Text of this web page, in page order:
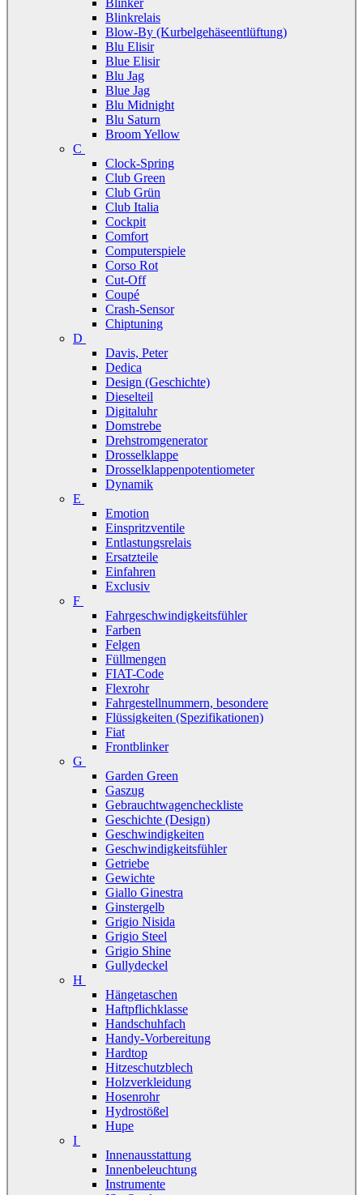
Blinker
Blinkrelais
Blow-By (Kurbelgehäseentlüftung)
Blu Elisir
Blue Elisir
Blu Jag
Blue Jag
Blu Midnight
Blu Saturn
Broom Yellow
C
Clock-Spring
Club Green
Club Grün
Club Italia
Cockpit
Comfort
Computerspiele
Corso Rot
Cut-Off
Coupé
Crash-Sensor
Chiptuning
D
Davis, Peter
Dedica
Design (Geschichte)
Dieselteil
Digitaluhr
Domstrebe
Drehstromgenerator
Drosselklappe
Drosselklappenpotentiometer
Dynamik
E
Emotion
Einspritzventile
Entlastungsrelais
Ersatzteile
Einfahren
Exclusiv
F
Fahrgeschwindigkeitsfühler
Farben
Felgen
Füllmengen
FIAT-Code
Flexrohr
Fahrgestellnummern, besondere
Flüssigkeiten (Spezifikationen)
Fiat
Frontblinker
G
Garden Green
Gaszug
Gebrauchtwagencheckliste
Geschichte (Design)
Geschwindigkeiten
Geschwindigkeitsfühler
Getriebe
Gewichte
Giallo Ginestra
Ginstergelb
Grigio Nisida
Grigio Steel
Grigio Shine
Gullydeckel
H
Hängetaschen
Haftpflichklasse
Handschuhfach
Handy-Vorbereitung
Hardtop
Hitzeschutzblech
Holzverkleidung
Hosenrohr
Hydrostößel
Hupe
I
Innenausstattung
Innenbeleuchtung
Instrumente